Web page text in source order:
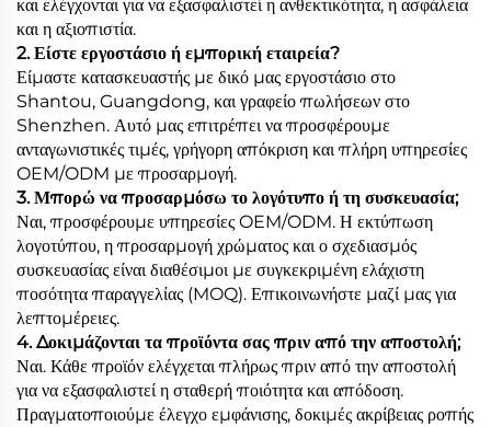
και ελέγχονται για να εξασφαλιστεί η ανθεκτικότητα, η ασφάλεια
και η αξιοπιστία.
2. Είστε εργοστάσιο ή εμπορική εταιρεία?
Είμαστε κατασκευαστής με δικό μας εργοστάσιο στο
Shantou, Guangdong, και γραφείο πωλήσεων στο
Shenzhen. Αυτό μας επιτρέπει να προσφέρουμε
ανταγωνιστικές τιμές, γρήγορη απόκριση και πλήρη υπηρεσίες
OEM/ODM με προσαρμογή.
3. Μπορώ να προσαρμόσω το λογότυπο ή τη συσκευασία;
Ναι, προσφέρουμε υπηρεσίες OEM/ODM. Η εκτύπωση
λογοτύπου, η προσαρμογή χρώματος και ο σχεδιασμός
συσκευασίας είναι διαθέσιμοι με συγκεκριμένη ελάχιστη
ποσότητα παραγγελίας (MOQ). Επικοινωνήστε μαζί μας για
λεπτομέρειες.
4. Δοκιμάζονται τα προϊόντα σας πριν από την αποστολή;
Ναι. Κάθε προϊόν ελέγχεται πλήρως πριν από την αποστολή
για να εξασφαλιστεί η σταθερή ποιότητα και απόδοση.
Πραγματοποιούμε έλεγχο εμφάνισης, δοκιμές ακρίβειας ροπής